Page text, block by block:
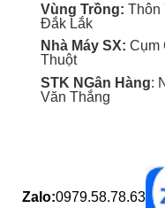
Vùng Trồng: Thôn
Đắk Lắk
Nhà Máy SX: Cụm
Thuột
STK NGân Hàng:
Văn Thắng
Zalo:0979.58.78.63